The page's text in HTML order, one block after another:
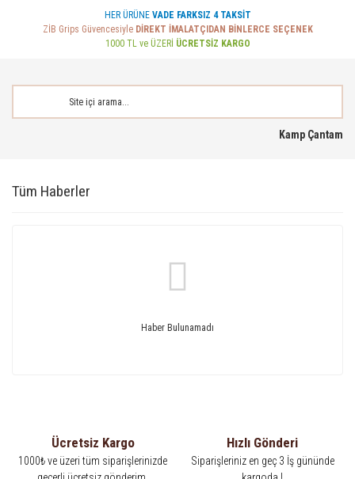
HER ÜRÜNE VADE FARKSIZ 4 TAKSİT
ZİB Grips Güvencesiyle DİREKT İMALATÇIDAN BİNLERCE SEÇENEK
1000 TL ve ÜZERİ ÜCRETSİZ KARGO
Kamp Çantam
Tüm Haberler
Haber Bulunamadı
Ücretsiz Kargo
1000₺ ve üzeri tüm siparişlerinizde
Hızlı Gönderi
Siparişleriniz en geç 3 İş gününde